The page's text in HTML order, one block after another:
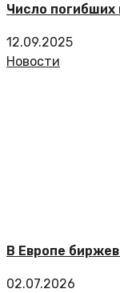
Число погибших
12.09.2025
Новости
В Европе
02.07.2026